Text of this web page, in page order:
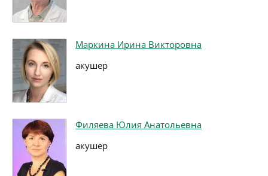
Маркина Ирина Викторовна
акушер
Филяева Юлия Анатольевна
акушер